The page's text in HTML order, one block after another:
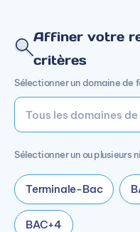
Affiner votre
critères
Sélectionner un domaine de
Sélectionner un ou plusieurs
Terminale-Bac
BAC+4